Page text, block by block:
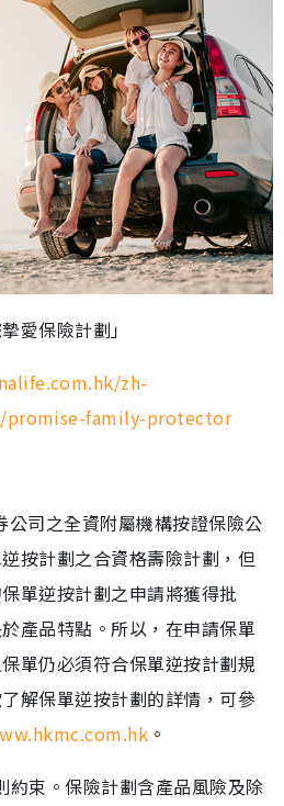
愛保險計劃」
zh-
promise-family-protector
公司之全資附屬機構按證保險公
按計劃之合資格壽險計劃，但
單逆按計劃之申請將獲得批
產品特點。所以，在申請保單
單仍必須符合保單逆按計劃規
解保單逆按計劃的詳情，可參
。
約束。保險計劃含產品風險及除